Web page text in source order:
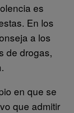
es
En los
a los
de drogas,
en que se
que admitir